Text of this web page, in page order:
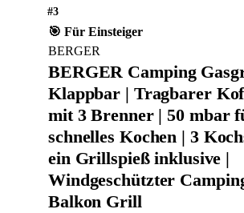
#3
🎯 Für Einsteiger
BERGER
BERGER Camping
Klappbar | Tragbarer
mit 3 Brenner | 50 mbar
schnelles Kochen | 3
ein Grillspieß inklusive |
Windgeschützter
Balkon Grill